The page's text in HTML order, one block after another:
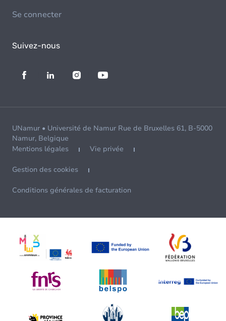
Se connecter
Suivez-nous
UNamur • Université de Namur Rue de Bruxelles 61, B-5000
Namur, Belgique
Mentions légales
Vie privée
Gestion des cookies
Conditions générales de facturation